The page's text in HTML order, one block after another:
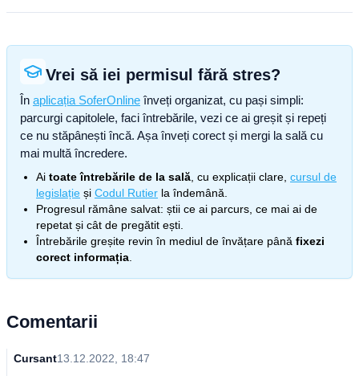
Vrei să iei permisul fără stres?
În aplicația SoferOnline înveți organizat, cu pași simpli:
parcurgi capitolele, faci întrebările, vezi ce ai greșit și repeți
ce nu stăpânești încă. Așa înveți corect și mergi la sală cu
mai multă încredere.
Ai toate întrebările de la sală , cu explicații clare, cursul de
legislație și Codul Rutier la îndemână.
Progresul rămâne salvat: știi ce ai parcurs, ce mai ai de
repetat și cât de pregătit ești.
Întrebările greșite revin în mediul de învățare până fixezi
corect informația
Comentarii
Cursant13.12.2022, 18:47